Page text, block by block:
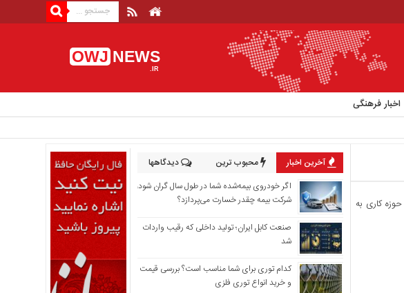
OWJ NEWS
.IR
اخبار فرهنگی
کاری به
آخرین اخبار محبوب ترین
دیدگاهها
اگر خودروی بیمه‌شده شما در طول سال گران شود،
شرکت بیمه چقدر خسارت می‌پردازد؟
صنعت کابل ایران؛ تولید داخلی که رقیب واردات
شد
کدام توری برای شما مناسب است؟ بررسی قیمت
و خرید انواع توری فلزی